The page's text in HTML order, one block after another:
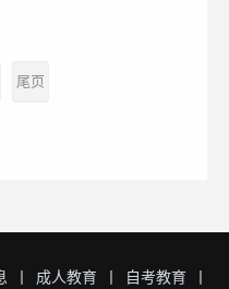
尾页
成人教育 自考教育